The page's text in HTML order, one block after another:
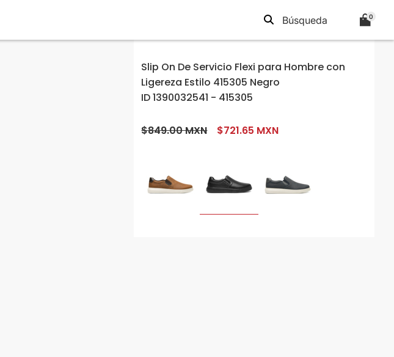
0
Slip On De Servicio Flexi para Hombre con
Ligereza Estilo 415305 Negro
ID 1390032541 - 415305
$849.00 MXN $721.65 MXN